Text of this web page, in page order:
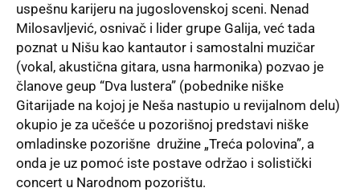
uspešnu karijeru na jugoslovenskoj sceni. Nenad
Milosavljević, osnivač i lider grupe Galija, već tada
poznat u Nišu kao kantautor i samostalni muzičar
(vokal, akustična gitara, usna harmonika) pozvao je
članove geup “Dva lustera” (pobednike niške
Gitarijade na kojoj je Neša nastupio u revijalnom delu)
okupio je za učešće u pozorišnoj predstavi niške
omladinske pozorišne družine „Treća polovina”, a
onda je uz pomoć iste postave održao i solistički
concert u Narodnom pozorištu.